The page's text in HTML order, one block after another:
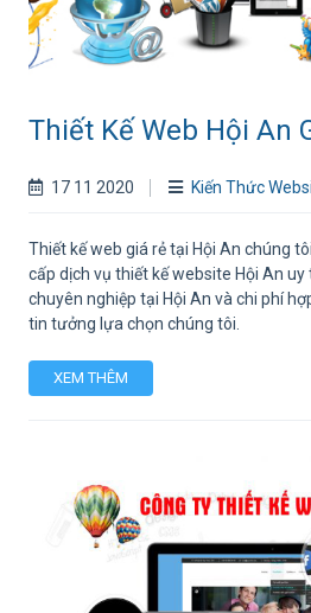
Thiết Kế Web Hội An
17 11 2020 Kiến Thức
Thiết kế web giá rẻ tại Hội An chúng
cấp dịch vụ thiết kế website Hội An uy
chuyên nghiệp tại Hội An và chi phí
tin tưởng lựa chọn chúng tôi.
XEM THÊM